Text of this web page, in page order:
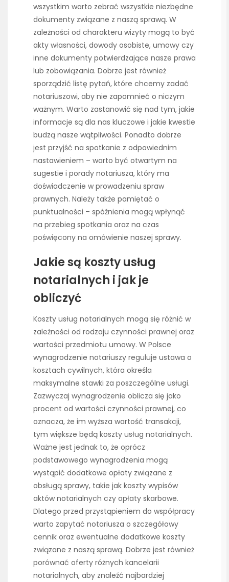
wszystkim warto zebrać wszystkie niezbędne
dokumenty związane z naszą sprawą. W
zależności od charakteru wizyty mogą to być
akty własności, dowody osobiste, umowy czy
inne dokumenty potwierdzające nasze prawa
lub zobowiązania. Dobrze jest również
sporządzić listę pytań, które chcemy zadać
notariuszowi, aby nie zapomnieć o niczym
ważnym. Warto zastanowić się nad tym, jakie
informacje są dla nas kluczowe i jakie kwestie
budzą nasze wątpliwości. Ponadto dobrze
jest przyjść na spotkanie z odpowiednim
nastawieniem – warto być otwartym na
sugestie i porady notariusza, który ma
doświadczenie w prowadzeniu spraw
prawnych. Należy także pamiętać o
punktualności – spóźnienia mogą wpłynąć
na przebieg spotkania oraz na czas
poświęcony na omówienie naszej sprawy.
Jakie są koszty usług
notarialnych i jak je
obliczyć
Koszty usług notarialnych mogą się różnić w
zależności od rodzaju czynności prawnej oraz
wartości przedmiotu umowy. W Polsce
wynagrodzenie notariuszy reguluje ustawa o
kosztach cywilnych, która określa
maksymalne stawki za poszczególne usługi.
Zazwyczaj wynagrodzenie oblicza się jako
procent od wartości czynności prawnej, co
oznacza, że im wyższa wartość transakcji,
tym większe będą koszty usług notarialnych.
Ważne jest jednak to, że oprócz
podstawowego wynagrodzenia mogą
wystąpić dodatkowe opłaty związane z
obsługą sprawy, takie jak koszty wypisów
aktów notarialnych czy opłaty skarbowe.
Dlatego przed przystąpieniem do współpracy
warto zapytać notariusza o szczegółowy
cennik oraz ewentualne dodatkowe koszty
związane z naszą sprawą. Dobrze jest również
porównać oferty różnych kancelarii
notarialnych, aby znaleźć najbardziej